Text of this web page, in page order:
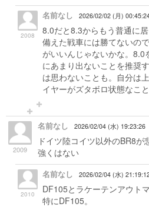
2008
名前なし 2026/02/02 (月)
8.0だと8.3からもう普通に
備えた戦車には勝てないの
がいいんじゃないかな。
にあまり出ないことを推奨
は思わないことも。自分は
イヤーがズタボロ状態なこ
2009
名前なし 2026/02/04 (水) 19:23:26
ドイツ陸コイツ以外のBR8
強くはない
2010
名前なし 2026/02/04 (水)
DF105とラケーテンアウト
特にDF105。